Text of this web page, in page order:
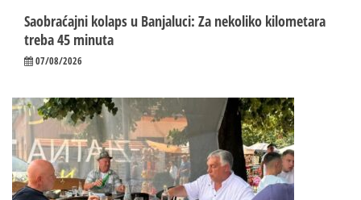
Saobraćajni kolaps u Banjaluci: Za nekoliko kilometara
treba 45 minuta
07/08/2026